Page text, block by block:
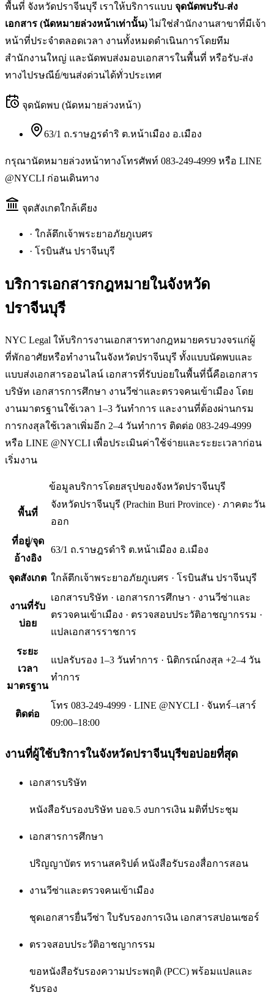
พื้นที่ จังหวัดปราจีนบุรี เราให้บริการแบบ จุดนัดพบรับ-ส่ง
เอกสาร (นัดหมายล่วงหน้าเท่านั้น) ไม่ใช่สำนักงานสาขาที่มีเจ้า
หน้าที่ประจำตลอดเวลา งานทั้งหมดดำเนินการโดยทีม
สำนักงานใหญ่ และนัดพบส่งมอบเอกสารในพื้นที่ หรือรับ-ส่ง
ทางไปรษณีย์/ขนส่งด่วนได้ทั่วประเทศ
จุดนัดพบ (นัดหมายล่วงหน้า)
63/1 ถ.ราษฎรดำริ ต.หน้าเมือง อ.เมือง
กรุณานัดหมายล่วงหน้าทางโทรศัพท์ 083-249-4999 หรือ LINE
@NYCLI ก่อนเดินทาง
จุดสังเกตใกล้เคียง
· ใกล้ตึกเจ้าพระยาอภัยภูเบศร
· โรบินสัน ปราจีนบุรี
บริการเอกสารกฎหมายในจังหวัด
ปราจีนบุรี
NYC Legal ให้บริการงานเอกสารทางกฎหมายครบวงจรแก่ผู้
ที่พักอาศัยหรือทำงานในจังหวัดปราจีนบุรี ทั้งแบบนัดพบและ
แบบส่งเอกสารออนไลน์ เอกสารที่รับบ่อยในพื้นที่นี้คือเอกสาร
บริษัท เอกสารการศึกษา งานวีซ่าและตรวจคนเข้าเมือง โดย
งานมาตรฐานใช้เวลา 1–3 วันทำการ และงานที่ต้องผ่านกรม
การกงสุลใช้เวลาเพิ่มอีก 2–4 วันทำการ ติดต่อ 083-249-4999
หรือ LINE @NYCLI เพื่อประเมินค่าใช้จ่ายและระยะเวลาก่อน
เริ่มงาน
ข้อมูลบริการโดยสรุปของจังหวัดปราจีนบุรี
พื้นที่
จังหวัดปราจีนบุรี (Prachin Buri Province) · ภาคตะวัน
ออก
ที่อยู่/จุด
อ้างอิง
63/1 ถ.ราษฎรดำริ ต.หน้าเมือง อ.เมือง
จุดสังเกต ใกล้ตึกเจ้าพระยาอภัยภูเบศร · โรบินสัน ปราจีนบุรี
งานที่รับ
บ่อย
เอกสารบริษัท · เอกสารการศึกษา · งานวีซ่าและ
ตรวจคนเข้าเมือง · ตรวจสอบประวัติอาชญากรรม ·
แปลเอกสารราชการ
ระยะ
เวลา
มาตรฐาน
แปลรับรอง 1–3 วันทำการ · นิติกรณ์กงสุล +2–4 วัน
ทำการ
ติดต่อ
โทร 083-249-4999 · LINE @NYCLI · จันทร์–เสาร์
09:00–18:00
งานที่ผู้ใช้บริการในจังหวัดปราจีนบุรีขอบ่อยที่สุด
เอกสารบริษัท
หนังสือรับรองบริษัท บอจ.5 งบการเงิน มติที่ประชุม
เอกสารการศึกษา
ปริญญาบัตร ทรานสคริปต์ หนังสือรับรองสื่อการสอน
งานวีซ่าและตรวจคนเข้าเมือง
ชุดเอกสารยื่นวีซ่า ใบรับรองการเงิน เอกสารสปอนเซอร์
ตรวจสอบประวัติอาชญากรรม
ขอหนังสือรับรองความประพฤติ (PCC) พร้อมแปลและ
รับรอง